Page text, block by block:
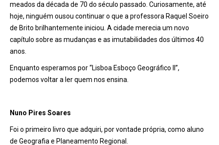
meados da década de 70 do século passado. Curiosamente, até
hoje, ninguém ousou continuar o que a professora Raquel Soeiro
de Brito brilhantemente iniciou. A cidade merecia um novo
capítulo sobre as mudanças e as imutabilidades dos últimos 40
anos.
Enquanto esperamos por “Lisboa Esboço Geográfico II”,
podemos voltar a ler quem nos ensina.
Nuno Pires Soares
Foi o primeiro livro que adquiri, por vontade própria, como aluno
de Geografia e Planeamento Regional.